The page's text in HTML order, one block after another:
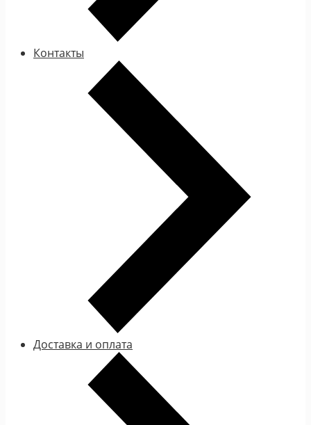
Контакты
Доставка и оплата